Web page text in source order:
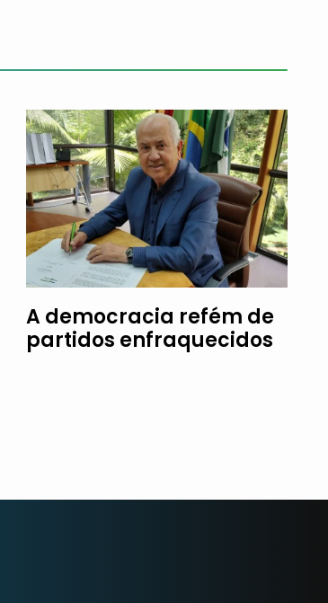
A democracia refém de
partidos enfraquecidos